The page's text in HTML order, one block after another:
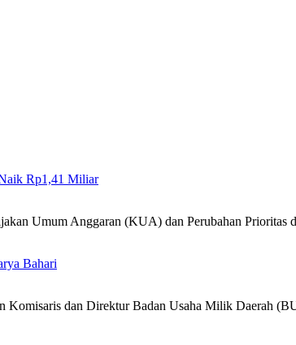
Rp1,41 Miliar
Umum Anggaran (KUA) dan Perubahan
Bahari
Komisaris dan Direktur Badan Usaha Milik Daerah